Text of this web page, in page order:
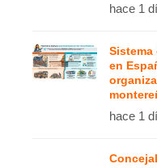
hace 1
en
hace 1